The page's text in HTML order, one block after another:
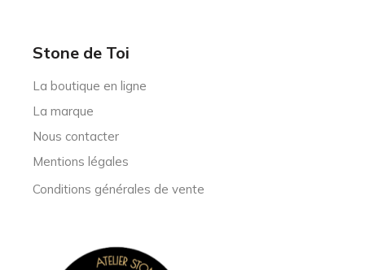
Stone de Toi
La boutique en ligne
La marque
Nous contacter
Mentions légales
Conditions générales de vente